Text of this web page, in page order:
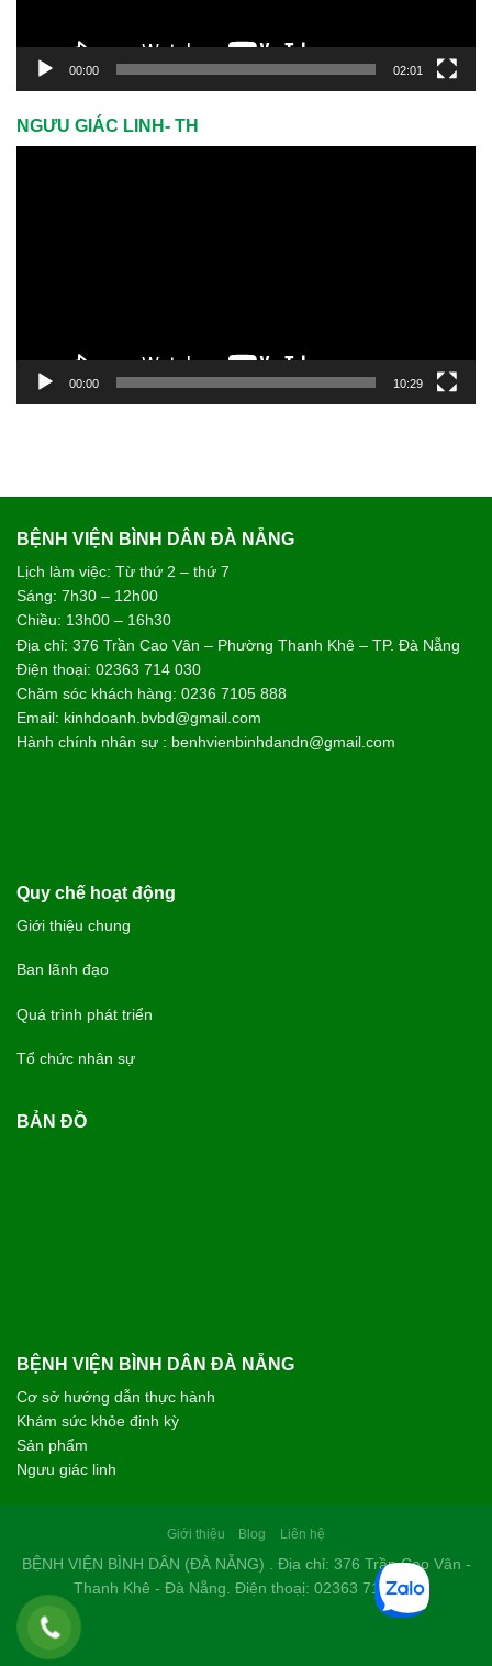
00:00 02:01
NGƯU GIÁC LINH- TH
00:00 10:29
BỆNH VIỆN BÌNH DÂN ĐÀ NẴNG
Lịch làm việc: Từ thứ 2 – thứ 7
Sáng: 7h30 – 12h00
Chiều: 13h00 – 16h30
Địa chỉ: 376 Trần Cao Vân – Phường Thanh Khê – TP. Đà Nẵng
Điện thoại: 02363 714 030
Chăm sóc khách hàng: 0236 7105 888
Email: kinhdoanh.bvbd@gmail.com
Hành chính nhân sự : benhvienbinhdandn@gmail.com
Quy chế hoạt động
Giới thiệu chung
Ban lãnh đạo
Quá trình phát triển
Tổ chức nhân sự
BẢN ĐỒ
BỆNH VIỆN BÌNH DÂN ĐÀ NẴNG
Cơ sở hướng dẫn thực hành
Khám sức khỏe định kỳ
Sản phẩm
Ngưu giác linh
Giới thiệu Blog Liên hệ
BỆNH VIỆN BÌNH DÂN (ĐÀ NẴNG) . Địa chỉ: 376 Trần Cao Vân -
Thanh Khê - Đà Nẵng. Điện thoạị: 02363 714 030